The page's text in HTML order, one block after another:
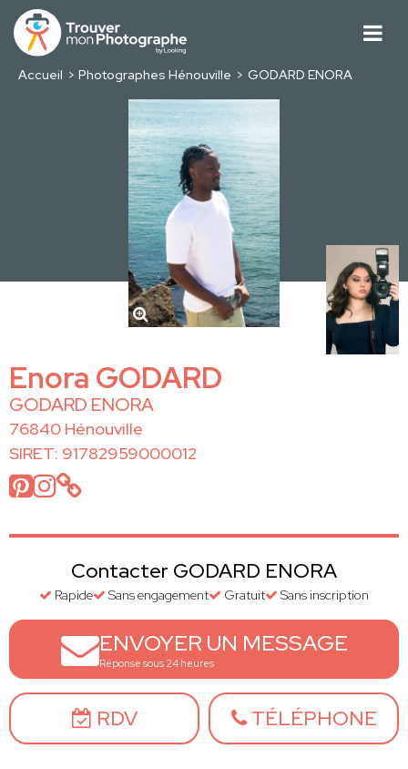
Accueil Photographes Hénouville GODARD ENORA
Enora GODARD
GODARD ENORA
76840 Hénouville
SIRET: 91782959000012
Contacter GODARD ENORA
Rapide Sans engagement Gratuit Sans inscription
ENVOYER UN MESSAGE
Réponse sous 24 heures
RDV TÉLÉPHONE